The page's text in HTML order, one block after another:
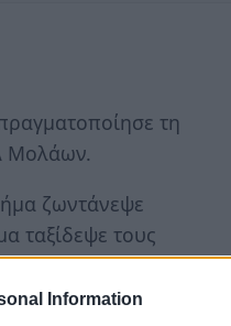
Information
τη
Μολάων.
ζωντάνεψε
ταξίδεψε τους